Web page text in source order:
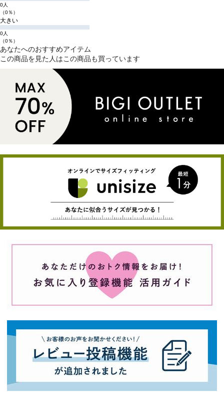
0人
（0％）
大きい
0人
（0％）
あなたへのおすすめアイテム
この商品を見た人はこの商品も買っています